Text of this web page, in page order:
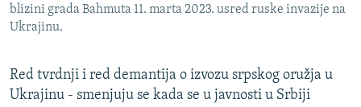
TV LIBERTY
POST SCRIPTUM
MOJA EVROPA
TRI DECENIJE OD RATA U BIH
Sve RFE/RL stranice
blizini grada Bahmuta 11. marta 2023. usred ruske invazije na
Ukrajinu.
Red tvrdnji i red demantija o izvozu srpskog oružja u
Ukrajinu - smenjuju se kada se u javnosti u Srbiji